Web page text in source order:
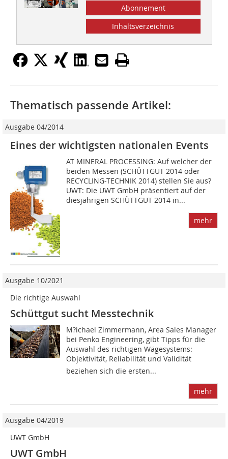
Abonnement
Inhaltsverzeichnis
Thematisch passende Artikel:
Ausgabe 04/2014
Eines der wichtigsten nationalen Events
AT MINERAL PROCESSING: Auf welcher der
beiden Messen (SCHÜTTGUT 2014 oder
RECYCLING-TECHNIK 2014) stellen Sie aus?
UWT: Die UWT GmbH präsentiert auf der
diesjährigen SCHÜTTGUT 2014 in...
mehr
Ausgabe 10/2021
Die richtige Auswahl
Schüttgut sucht Messtechnik
M?ichael Zimmermann, Area Sales Manager
bei Penko ­Engineering, gibt Tipps für die
Auswahl des richtigen Wägesystems:
Objektivität, Reliabilität und Validität 
beziehen sich die ersten...
mehr
Ausgabe 04/2019
UWT GmbH
UWT GmbH